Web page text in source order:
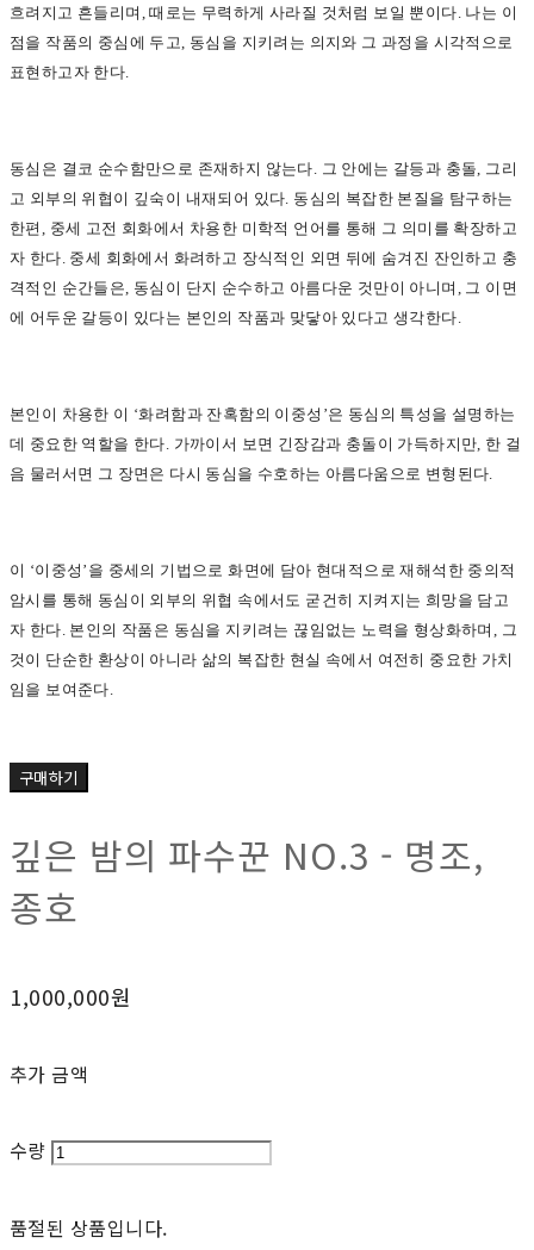
흐려지고 흔들리며, 때로는 무력하게 사라질 것처럼 보일 뿐이다. 나는 이
점을 작품의 중심에 두고, 동심을 지키려는 의지와 그 과정을 시각적으로
표현하고자 한다.
동심은 결코 순수함만으로 존재하지 않는다. 그 안에는 갈등과 충돌, 그리
고 외부의 위협이 깊숙이 내재되어 있다. 동심의 복잡한 본질을 탐구하는
한편, 중세 고전 회화에서 차용한 미학적 언어를 통해 그 의미를 확장하고
자 한다. 중세 회화에서 화려하고 장식적인 외면 뒤에 숨겨진 잔인하고 충
격적인 순간들은, 동심이 단지 순수하고 아름다운 것만이 아니며, 그 이면
에 어두운 갈등이 있다는 본인의 작품과 맞닿아 있다고 생각한다.
본인이 차용한 이 ‘화려함과 잔혹함의 이중성’은 동심의 특성을 설명하는
데 중요한 역할을 한다. 가까이서 보면 긴장감과 충돌이 가득하지만, 한 걸
음 물러서면 그 장면은 다시 동심을 수호하는 아름다움으로 변형된다.
이 ‘이중성’을 중세의 기법으로 화면에 담아 현대적으로 재해석한 중의적
암시를 통해 동심이 외부의 위협 속에서도 굳건히 지켜지는 희망을 담고
자 한다. 본인의 작품은 동심을 지키려는 끊임없는 노력을 형상화하며, 그
것이 단순한 환상이 아니라 삶의 복잡한 현실 속에서 여전히 중요한 가치
임을 보여준다.
구매하기
깊은 밤의 파수꾼 NO.3 - 명조,
종호
1,000,000원
추가 금액
수량
품절된 상품입니다.